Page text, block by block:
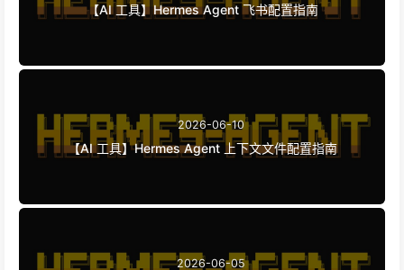
【AI 工具】Hermes Agent 飞书配置指南
2026-06-10
【AI 工具】Hermes Agent 上下文文件配置指南
2026-06-05